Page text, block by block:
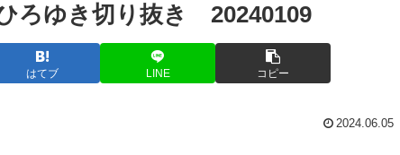
ろゆき切り抜き 20240109
はてブ LINE コピー
2024.06.05